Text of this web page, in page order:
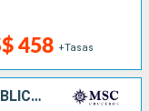
458 +Tasas
ESTADOS UNIDOS, BAHAMAS, REPÚBLICA DOMINICANA